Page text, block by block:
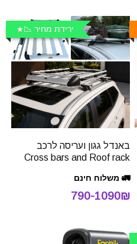
ירידת מחיר 📉
באנדל גגון ועריסה לרכב
Cross bars and Roof rack
🚛 משלוח חינם
790-1090₪